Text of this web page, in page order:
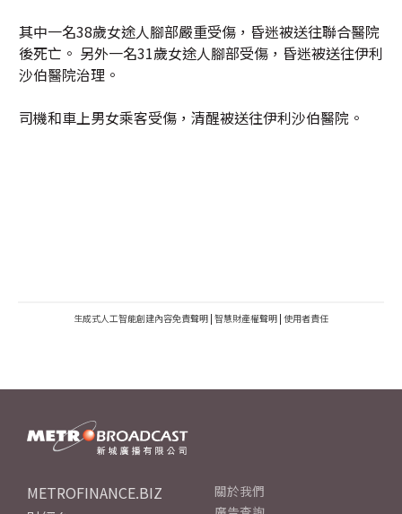
其中一名38歲女途人腳部嚴重受傷，昏迷被送往聯合醫院
後死亡。 另外一名31歲女途人腳部受傷，昏迷被送往伊利
沙伯醫院治理。
司機和車上男女乘客受傷，清醒被送往伊利沙伯醫院。
生成式人工智能創建內容免責聲明 | 智慧財產權聲明 | 使用者責任
METROFINANCE.BIZ
關於我們